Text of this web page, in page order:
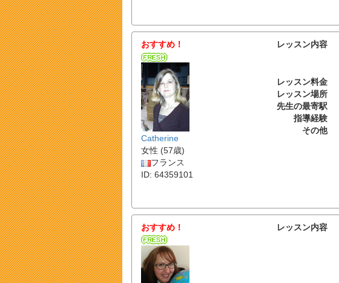
おすすめ！
Catherine
女性 (57歳)
フランス
ID: 64359101
レッスン内容
レッスン料金
レッスン場所
先生の最寄駅
指導経験
その他
おすすめ！ レッスン内容